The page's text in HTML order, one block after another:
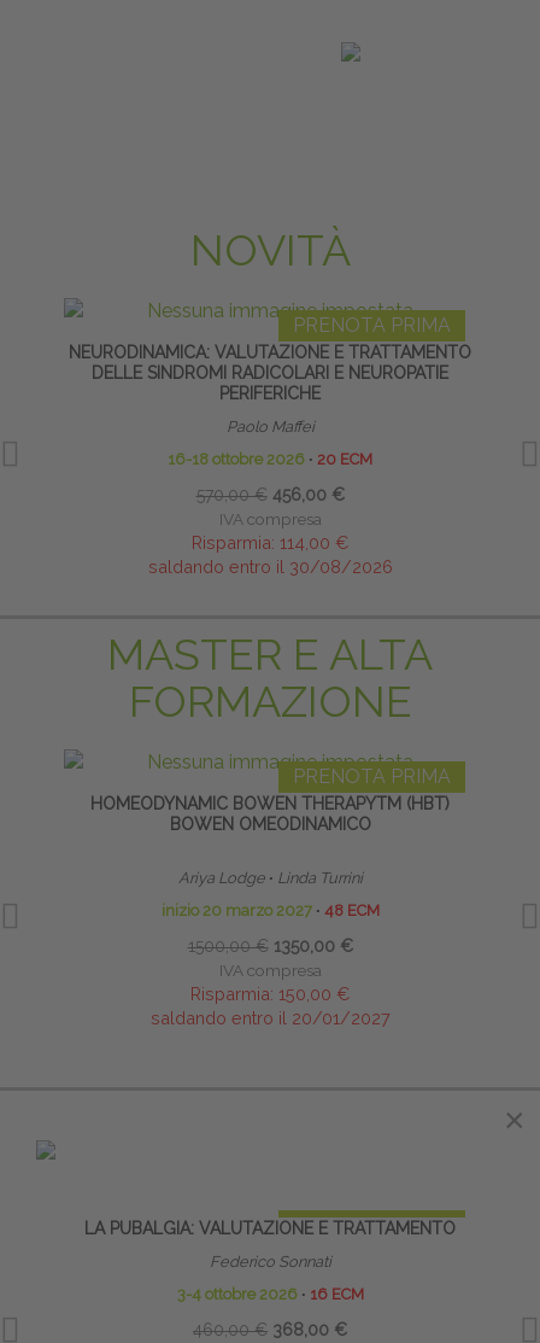
NOVITÀ
PRENOTA PRIMA
NEURODINAMICA: VALUTAZIONE E TRATTAMENTO
DELLE SINDROMI RADICOLARI E NEUROPATIE
PERIFERICHE
Paolo Maffei
16-18 ottobre 2026 ∙ 20 ECM
570,00 € 456,00 €
IVA compresa
Risparmia: 114,00 €
saldando entro il 30/08/2026
MASTER E ALTA
FORMAZIONE
PRENOTA PRIMA
HOMEODYNAMIC BOWEN THERAPYTM (HBT)
BOWEN OMEODINAMICO
Ariya Lodge ∙ Linda Turrini
inizio 20 marzo 2027 ∙ 48 ECM
1500,00 € 1350,00 €
IVA compresa
Risparmia: 150,00 €
saldando entro il 20/01/2027
LA PUBALGIA: VALUTAZIONE E TRATTAMENTO
Federico Sonnati
3-4 ottobre 2026 ∙ 16 ECM
460,00 € 368,00 €
×